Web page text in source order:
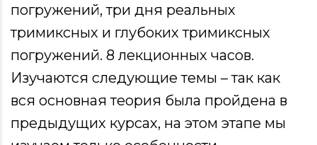
погружений, три дня реальных
тримиксных и глубоких тримиксных
погружений. 8 лекционных часов.
Изучаются следующие темы – так как
вся основная теория была пройдена в
предыдущих курсах, на этом этапе мы